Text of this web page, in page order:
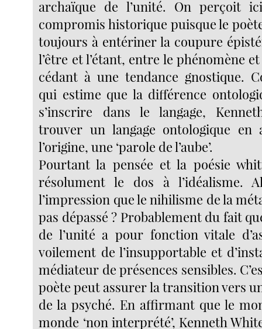
archaïque de l’unité. On perçoit
compromis historique puisque le
toujours à entériner la coupure
l’être et l’étant, entre le phénomène
cédant à une tendance gnostique.
qui estime que la différence
s’inscrire dans le langage,
trouver un langage ontologique en
l’origine, une ‘parole de l’aube’.
Pourtant la pensée et la poésie
résolument le dos à l’idéalisme.
l’impression que le nihilisme de la
pas dépassé ? Probablement du fait
de l’unité a pour fonction vitale
voilement de l’insupportable et
médiateur de présences sensibles.
poète peut assurer la transition vers
de la psyché. En affirmant que le
monde ‘non interprété’, Kenneth